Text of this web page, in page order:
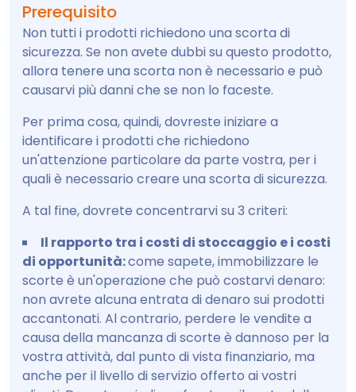
Prerequisito
Non tutti i prodotti richiedono una scorta di
sicurezza. Se non avete dubbi su questo prodotto,
allora tenere una scorta non è necessario e può
causarvi più danni che se non lo faceste.
Per prima cosa, quindi, dovreste iniziare a
identificare i prodotti che richiedono
un'attenzione particolare da parte vostra, per i
quali è necessario creare una scorta di sicurezza.
A tal fine, dovrete concentrarvi su 3 criteri:
Il rapporto tra i costi di stoccaggio e i costi
di opportunità:come sapete, immobilizzare le
scorte è un'operazione che può costarvi denaro:
non avrete alcuna entrata di denaro sui prodotti
accantonati. Al contrario, perdere le vendite a
causa della mancanza di scorte è dannoso per la
vostra attività, dal punto di vista finanziario, ma
anche per il livello di servizio offerto ai vostri